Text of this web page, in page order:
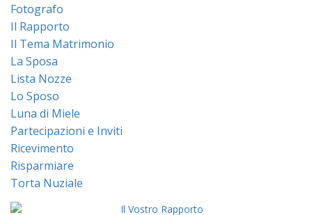
Fotografo
Il Rapporto
Il Tema Matrimonio
La Sposa
Lista Nozze
Lo Sposo
Luna di Miele
Partecipazioni e Inviti
Ricevimento
Risparmiare
Torta Nuziale